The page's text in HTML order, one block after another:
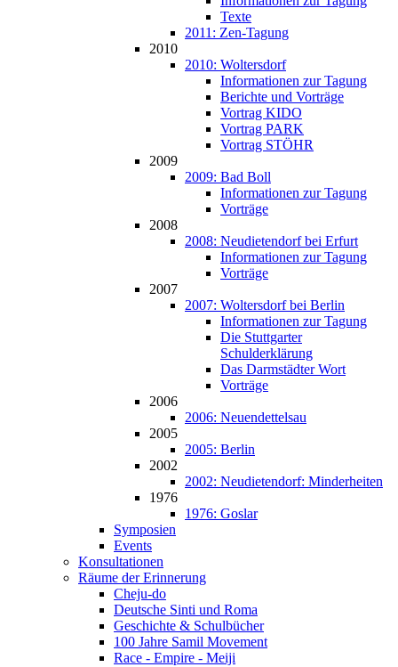
Texte
2011: Zen-Tagung
2010
2010: Woltersdorf
Informationen zur Tagung
Berichte und Vorträge
Vortrag KIDO
Vortrag PARK
Vortrag STÖHR
2009
2009: Bad Boll
Informationen zur Tagung
Vorträge
2008
2008: Neudietendorf bei Erfurt
Informationen zur Tagung
Vorträge
2007
2007: Woltersdorf bei Berlin
Informationen zur Tagung
Die Stuttgarter
Schulderklärung
Das Darmstädter Wort
Vorträge
2006
2006: Neuendettelsau
2005
2005: Berlin
2002
2002: Neudietendorf: Minderheiten
1976
1976: Goslar
Symposien
Events
Konsultationen
Räume der Erinnerung
Cheju-do
Deutsche Sinti und Roma
Geschichte & Schulbücher
100 Jahre Samil Movement
Race - Empire - Meiji